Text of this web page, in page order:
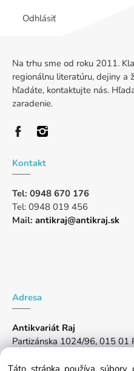
Odhlásiť
Na trhu sme od roku 2011.
regionálnu literatúru, dejiny a
hľadáte, kontaktujte nás.
zaradenie.
Kontakt
Tel: 0948 670 176
Tel: 0948 019 456
Mail: antikraj@antikraj.sk
Adresa
Antikvariát Raj
Partizánska 1024/96, 015 01